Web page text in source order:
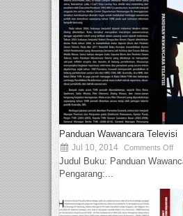
Panduan Wawancara Televisi
Jul 10, 2014 Comments Off
Judul Buku: Panduan
Pengarang:...